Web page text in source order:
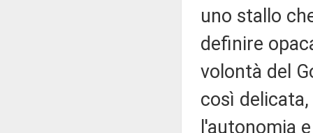
uno stallo
definire
volontà del
così
l'autonomia